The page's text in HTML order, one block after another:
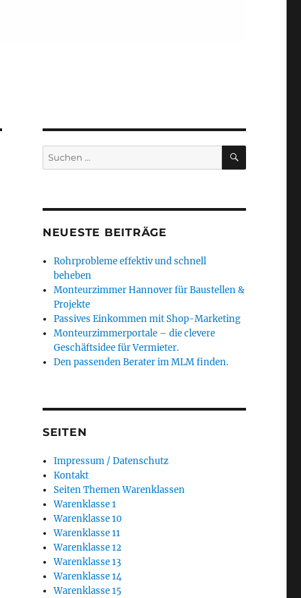
Suchen
nach:
SUCHEN
NEUESTE BEITRÄGE
Rohrprobleme effektiv und schnell
beheben
Monteurzimmer Hannover für Baustellen &
Projekte
Passives Einkommen mit Shop-Marketing
Monteurzimmerportale – die clevere
Geschäftsidee für Vermieter.
Den passenden Berater im MLM finden.
SEITEN
Impressum / Datenschutz
Kontakt
Seiten Themen Warenklassen
Warenklasse 1
Warenklasse 10
Warenklasse 11
Warenklasse 12
Warenklasse 13
Warenklasse 14
Warenklasse 15